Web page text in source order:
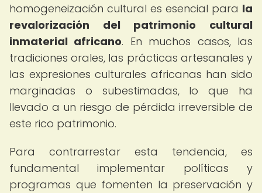
homogeneización cultural es esencial para la
revalorización del patrimonio cultural
inmaterial africano. En muchos casos, las
tradiciones orales, las prácticas artesanales y
las expresiones culturales africanas han sido
marginadas o subestimadas, lo que ha
llevado a un riesgo de pérdida irreversible de
este rico patrimonio.
Para contrarrestar esta tendencia, es
fundamental implementar políticas y
programas que fomenten la preservación y